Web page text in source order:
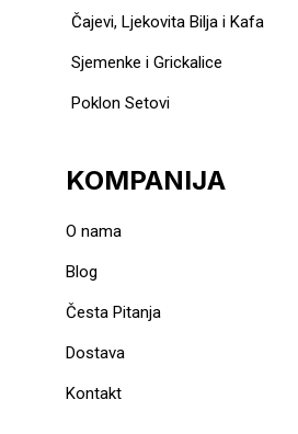
Čajevi, Ljekovita Bilja i Kafa
Sjemenke i Grickalice
Poklon Setovi
KOMPANIJA
O nama
Blog
Česta Pitanja
Dostava
Kontakt